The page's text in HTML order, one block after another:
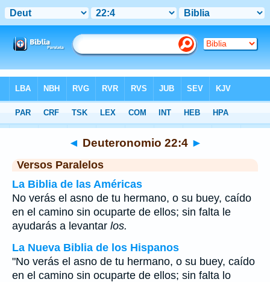
>Deuteronomio >Capítulo 22 > Verso 4
◄ Deuteronomio 22:4 ►
Versos Paralelos
La Biblia de las Américas
No verás el asno de tu hermano, o su buey, caído
en el camino sin ocuparte de ellos; sin falta le
ayudarás a levantar los.
La Nueva Biblia de los Hispanos
"No verás el asno de tu hermano, o su buey, caído
en el camino sin ocuparte de ellos; sin falta lo